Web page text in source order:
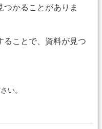
かることがありま
ることで、資料が見つ
い。